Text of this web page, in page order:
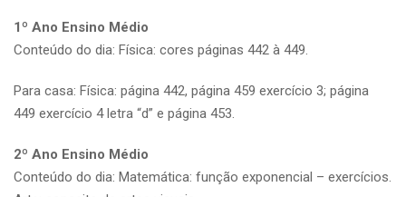
1º Ano Ensino Médio
Conteúdo do dia: Física: cores páginas 442 à 449.
Para casa: Física: página 442, página 459 exercício 3; página
449 exercício 4 letra “d” e página 453.
2º Ano Ensino Médio
Conteúdo do dia: Matemática: função exponencial – exercícios.